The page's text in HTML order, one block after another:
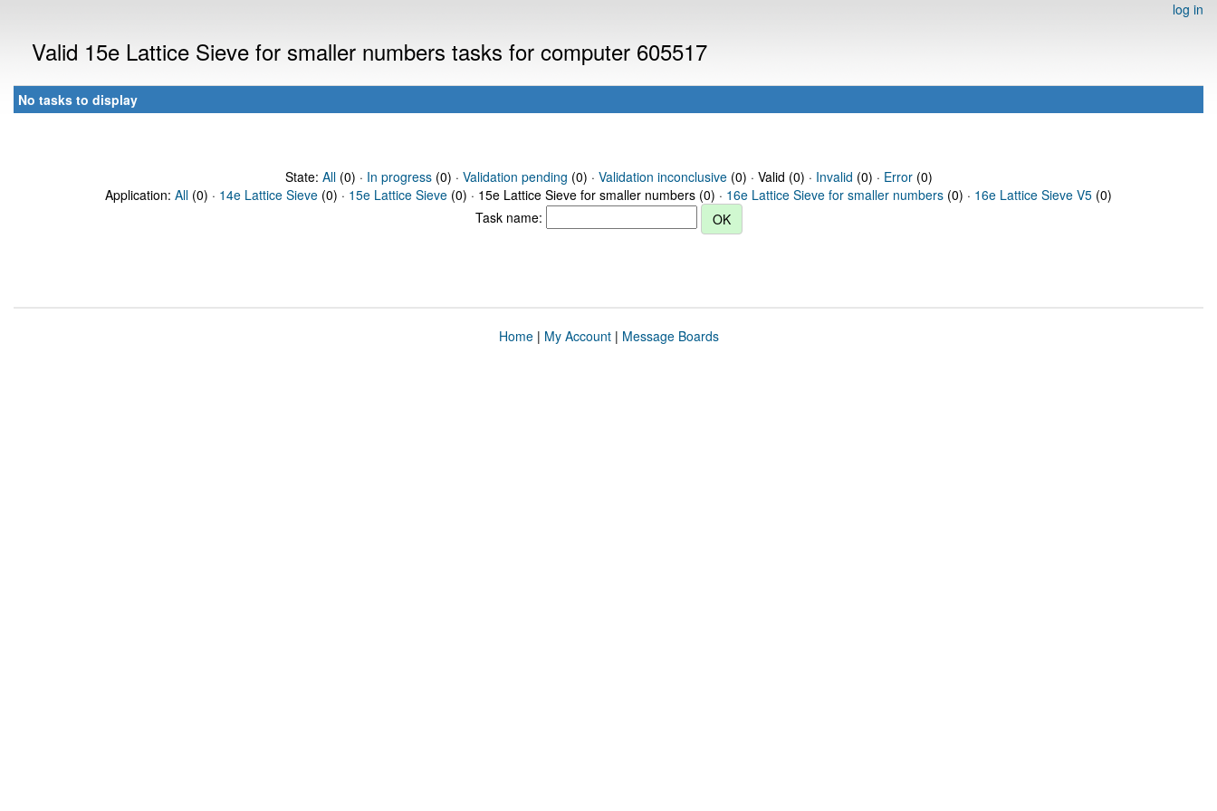
log in
Valid 15e Lattice Sieve for smaller numbers tasks for computer 605517
No tasks to display
State: All(0) · In progress(0) · Validation pending (0) · Validation inconclusive(0) · Valid (0) · Invalid (0) · Error(0)
Application: All (0) · 14e Lattice Sieve (0) · 15e Lattice Sieve (0) · 15e Lattice Sieve for smaller numbers (0) · 16e Lattice Sieve for smaller numbers (0) · 16e Lattice Sieve V5 (0)
Task name:
Home| My Account| Message Boards